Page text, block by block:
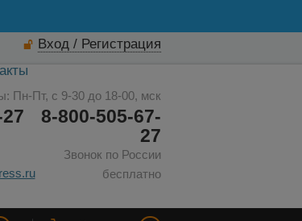
Вход / Регистрация
Пн-Пт, с 9-30 до 18-00, мск
8-800-505-67-
27
Звонок по России
бесплатно